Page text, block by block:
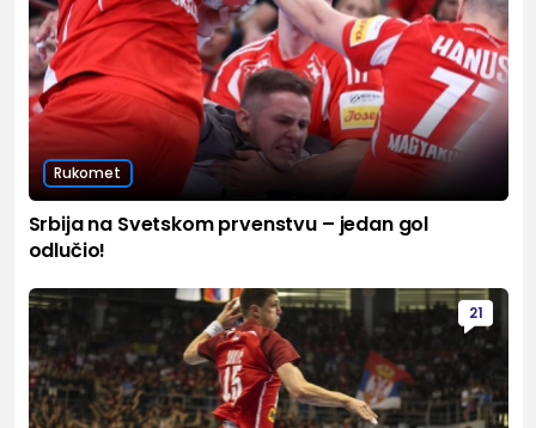
Rukomet
Srbija na Svetskom prvenstvu – jedan gol
odlučio!
21